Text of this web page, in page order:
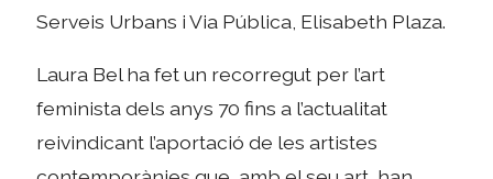
Serveis Urbans i Via Pública, Elisabeth Plaza.
Laura Bel ha fet un recorregut per l’art
feminista dels anys 70 fins a l’actualitat
reivindicant l’aportació de les artistes